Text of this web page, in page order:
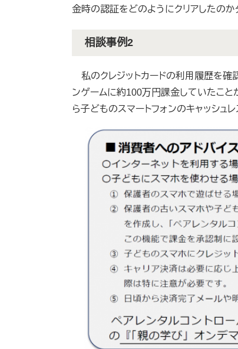
金時の認証をどのようにクリアしたのか
相談事例2
私のクレジットカードの利用履歴を確
ンゲームに約100万円課金していたこと
ら子どものスマートフォンのキャッシュ